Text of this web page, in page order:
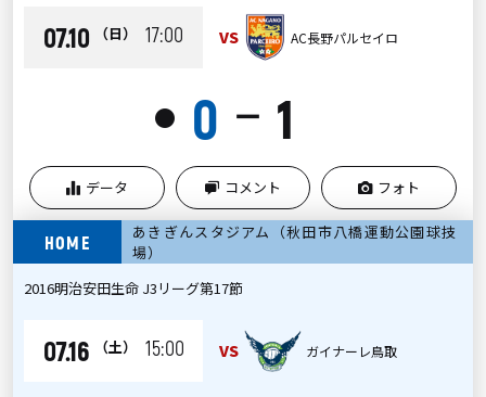
07.10 （日） 17:00 VS AC長野パルセイロ
● 0 ー 1
データ コメント フォト
HOME
あきぎんスタジアム（秋田市八橋運動公園球技
場）
2016明治安田生命 J3リーグ第17節
07.16 （土） 15:00 VS ガイナーレ鳥取